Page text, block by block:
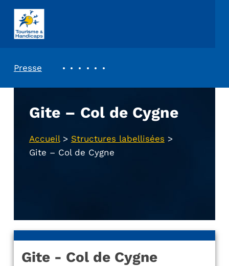
ASSOCIATION TOURISME ET HANDICAPS
Presse
Gite – Col de Cygne
Accueil> Structures labellisées >
Gite – Col de Cygne
Gite - Col de Cygne